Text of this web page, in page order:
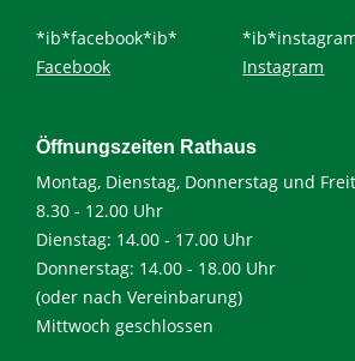
*ib*facebook*ib*
Facebook
Instagram
Öffnungszeiten Rathaus
Montag, Dienstag, Donnerstag und
8.30 - 12.00 Uhr
Dienstag: 14.00 - 17.00 Uhr
Donnerstag: 14.00 - 18.00 Uhr
(oder nach Vereinbarung)
Mittwoch geschlossen